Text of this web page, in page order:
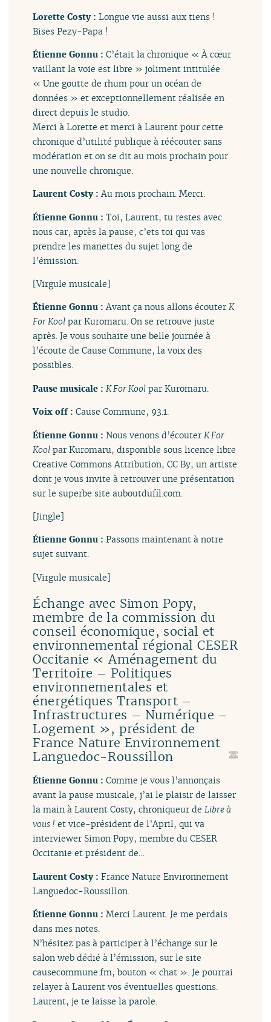
Lorette Costy :Longue vie aussi aux tiens !
Bises Pezy-Papa !
Étienne Gonnu :C’était la chronique « À cœur
vaillant la voie est libre » joliment intitulée
« Une goutte de rhum pour un océan de
données » et exceptionnellement réalisée en
direct depuis le studio.
Merci à Lorette et merci à Laurent pour cette
chronique d’utilité publique à réécouter sans
modération et on se dit au mois prochain pour
une nouvelle chronique.
Laurent Costy :Au mois prochain. Merci.
Étienne Gonnu :Toi, Laurent, tu restes avec
nous car, après la pause, c’ets toi qui vas
prendre les manettes du sujet long de
l’émission.
[Virgule musicale]
Étienne Gonnu :Avant ça nous allons écouterK
For Kool par Kuromaru. On se retrouve juste
après. Je vous souhaite une belle journée à
l’écoute de Cause Commune, la voix des
possibles.
Pause musicale :K For Kool par Kuromaru.
Voix off :Cause Commune, 93.1.
Étienne Gonnu :Nous venons d’écouter K For
Kool par Kuromaru, disponible sous licence libre
Creative Commons Attribution, CC By, un artiste
dont je vous invite à retrouver une présentation
sur le superbe site auboutdufil.com.
[Jingle]
Étienne Gonnu :Passons maintenant à notre
sujet suivant.
[Virgule musicale]
Échange avec Simon Popy,
membre de la commission du
conseil économique, social et
environnemental régional CESER
Occitanie « Aménagement du
Territoire – Politiques
environnementales et
énergétiques Transport –
Infrastructures – Numérique –
Logement », président de
France Nature Environnement
Languedoc-Roussillon
Étienne Gonnu :Comme je vous l’annonçais
avant la pause musicale, j’ai le plaisir de laisser
la main à Laurent Costy, chroniqueur deLibre à
vous ! et vice-président de l’April, qui va
interviewer Simon Popy, membre du CESER
Occitanie et président de…
Laurent Costy :France Nature Environnement
Languedoc-Roussillon.
Étienne Gonnu :Merci Laurent. Je me perdais
dans mes notes.
N’hésitez pas à participer à l’échange sur le
salon web dédié à l’émission, sur le site
causecommune.fm, bouton « chat ». Je pourrai
relayer à Laurent vos éventuelles questions.
Laurent, je te laisse la parole.